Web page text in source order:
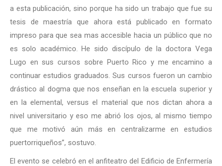
a esta publicación, sino porque ha sido un trabajo que fue su
tesis de maestría que ahora está publicado en formato
impreso para que sea mas accesible hacia un público que no
es solo académico. He sido discípulo de la doctora Vega
Lugo en sus cursos sobre Puerto Rico y me encamino a
continuar estudios graduados. Sus cursos fueron un cambio
drástico al dogma que nos enseñan en la escuela superior y
en la elemental, versus el material que nos dictan ahora a
nivel universitario y eso me abrió los ojos, al mismo tiempo
que me motivó aún más en centralizarme en estudios
puertorriqueños”, sostuvo.
El evento se celebró en el anfiteatro del Edificio de Enfermería